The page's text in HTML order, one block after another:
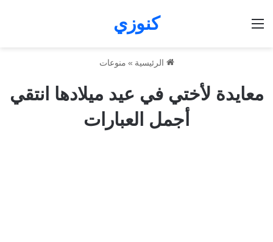
كنوزي
الرئيسية » منوعات
معايدة لأختي في عيد ميلادها انتقي
أجمل العبارات